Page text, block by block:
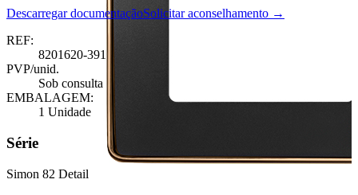
Descarregar documentaçãoSolicitar aconselhamento →
REF:
8201620-391
PVP/unid.
Sob consulta
EMBALAGEM:
1 Unidade
Série
Simon 82 Detail